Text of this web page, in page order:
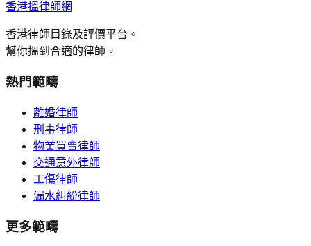
香港搵律師網
香港律師目錄及評價平台。
幫你搵到合適的律師。
熱門範疇
離婚律師
刑事律師
物業買賣律師
交通意外律師
工傷律師
漏水糾紛律師
更多範疇